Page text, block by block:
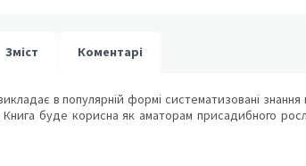
Зміст Коментарі
в популярній формі систематизовані
буде корисна як аматорам присадибного